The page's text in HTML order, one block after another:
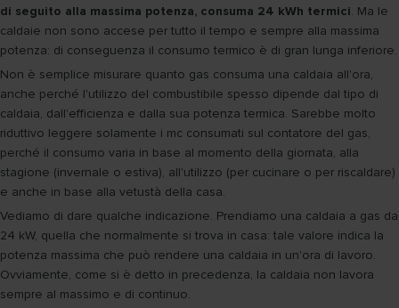
di seguito alla massima potenza, consuma 24 kWh termici. Ma le
caldaie non sono accese per tutto il tempo e sempre alla massima
potenza: di conseguenza il consumo termico è di gran lunga inferiore.
Non è semplice misurare quanto gas consuma una caldaia all'ora,
anche perché l'utilizzo del combustibile spesso dipende dal tipo di
caldaia, dall'efficienza e dalla sua potenza termica. Sarebbe molto
riduttivo leggere solamente i mc consumati sul contatore del gas,
perché il consumo varia in base al momento della giornata, alla
stagione (invernale o estiva), all'utilizzo (per cucinare o per riscaldare)
e anche in base alla vetustà della casa.
Vediamo di dare qualche indicazione. Prendiamo una caldaia a gas da
24 kW, quella che normalmente si trova in casa: tale valore indica la
potenza massima che può rendere una caldaia in un'ora di lavoro.
Ovviamente, come si è detto in precedenza, la caldaia non lavora
sempre al massimo e di continuo.